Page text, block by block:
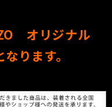
オリジナル
ります。